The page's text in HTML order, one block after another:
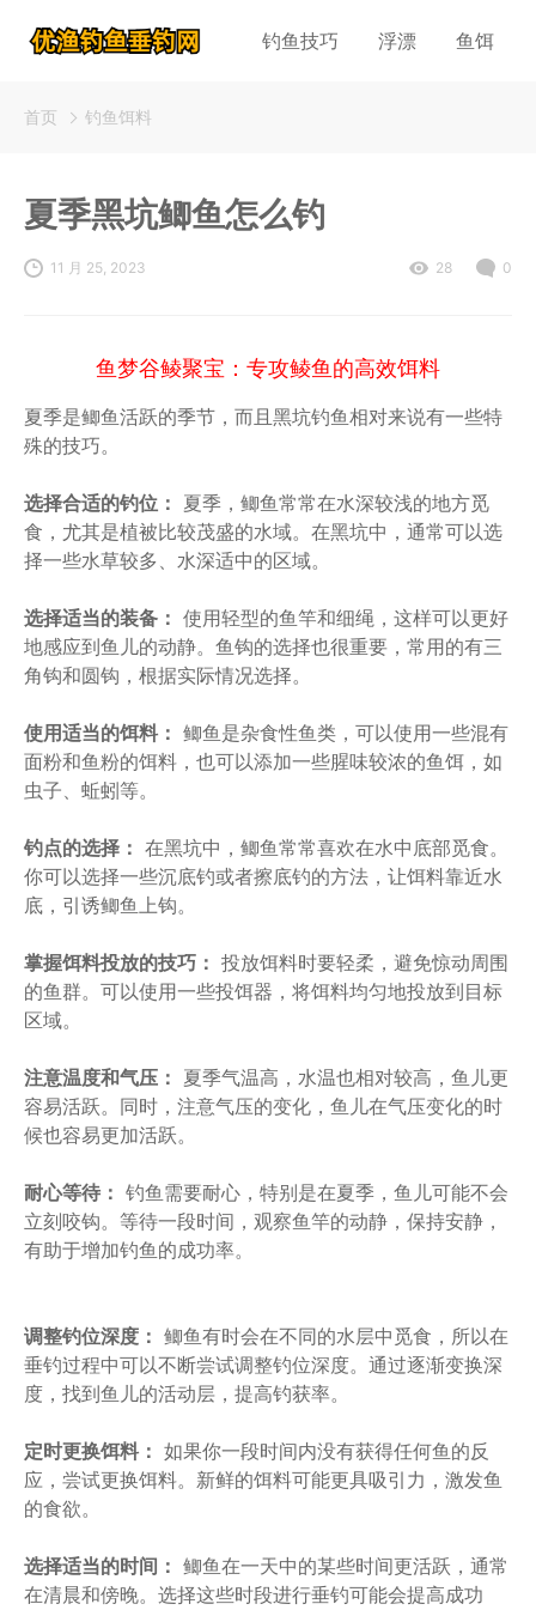
钓鱼技巧 浮漂 鱼饵
首页 钓鱼饵料
夏季黑坑鲫鱼怎么钓
11 月 25, 2023 28 0
鱼梦谷鲮聚宝：专攻鲮鱼的高效饵料
夏季是鲫鱼活跃的季节，而且黑坑钓鱼相对来说有一些特
殊的技巧。
选择合适的钓位： 夏季，鲫鱼常常在水深较浅的地方觅
食，尤其是植被比较茂盛的水域。在黑坑中，通常可以选
择一些水草较多、水深适中的区域。
选择适当的装备： 使用轻型的鱼竿和细绳，这样可以更好
地感应到鱼儿的动静。鱼钩的选择也很重要，常用的有三
角钩和圆钩，根据实际情况选择。
使用适当的饵料： 鲫鱼是杂食性鱼类，可以使用一些混有
面粉和鱼粉的饵料，也可以添加一些腥味较浓的鱼饵，如
虫子、蚯蚓等。
钓点的选择： 在黑坑中，鲫鱼常常喜欢在水中底部觅食。
你可以选择一些沉底钓或者擦底钓的方法，让饵料靠近水
底，引诱鲫鱼上钩。
掌握饵料投放的技巧： 投放饵料时要轻柔，避免惊动周围
的鱼群。可以使用一些投饵器，将饵料均匀地投放到目标
区域。
注意温度和气压： 夏季气温高，水温也相对较高，鱼儿更
容易活跃。同时，注意气压的变化，鱼儿在气压变化的时
候也容易更加活跃。
耐心等待： 钓鱼需要耐心，特别是在夏季，鱼儿可能不会
立刻咬钩。等待一段时间，观察鱼竿的动静，保持安静，
有助于增加钓鱼的成功率。
调整钓位深度： 鲫鱼有时会在不同的水层中觅食，所以在
垂钓过程中可以不断尝试调整钓位深度。通过逐渐变换深
度，找到鱼儿的活动层，提高钓获率。
定时更换饵料： 如果你一段时间内没有获得任何鱼的反
应，尝试更换饵料。新鲜的饵料可能更具吸引力，激发鱼
的食欲。
选择适当的时间： 鲫鱼在一天中的某些时间更活跃，通常
在清晨和傍晚。选择这些时段进行垂钓可能会提高成功